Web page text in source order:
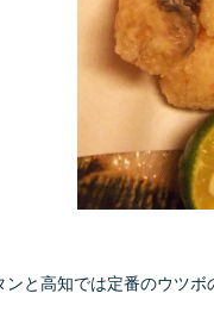
ンと高知では定番のウツボ